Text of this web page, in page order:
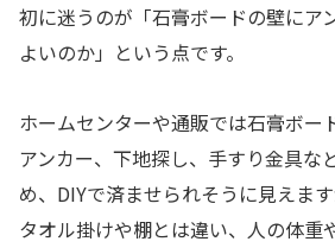
初に迷うのが「石膏ボードの壁にア
よいのか」という点です。
ホームセンターや通販では石膏ボー
アンカー、下地探し、手すり金具な
め、DIYで済ませられそうに見えま
タオル掛けや棚とは違い、人の体重